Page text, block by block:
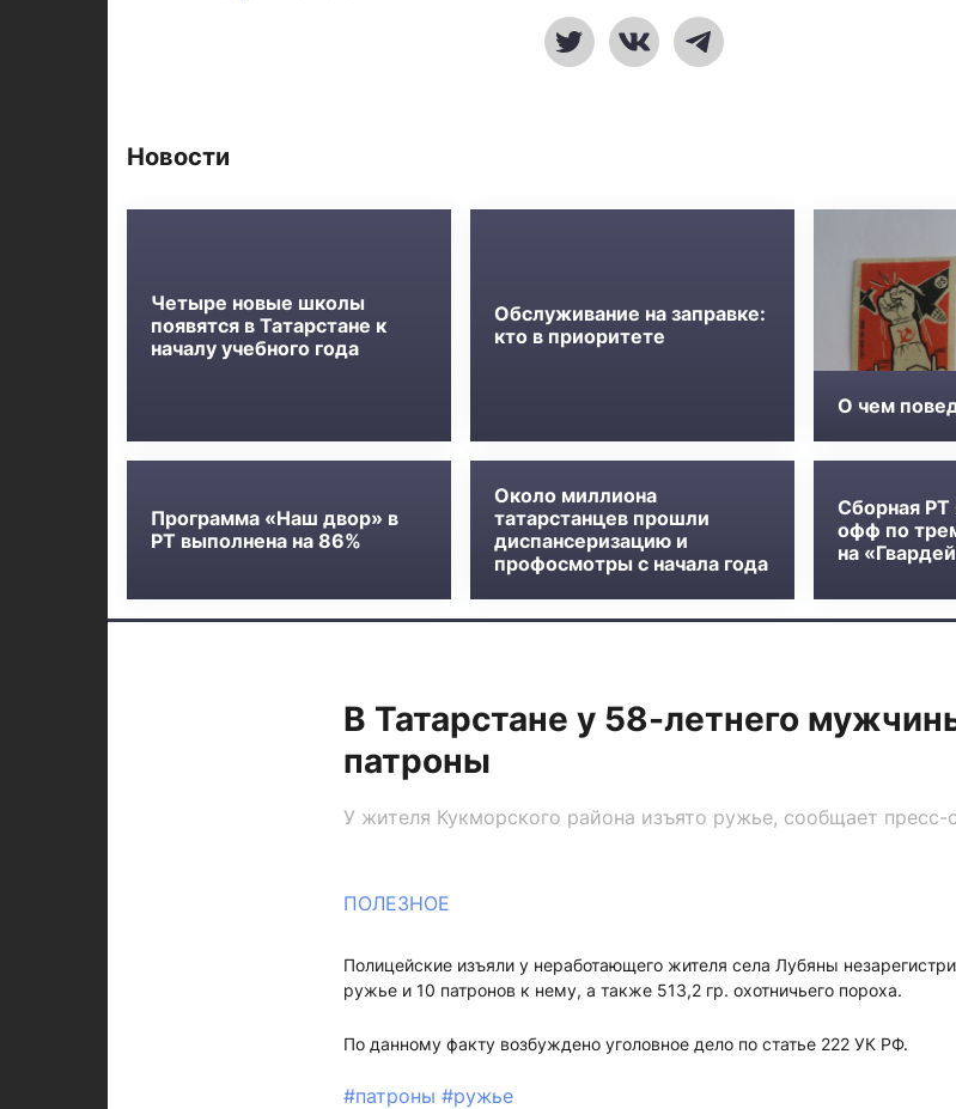
Новости
Четыре новые школы
появятся в Татарстане к
началу учебного года
Обслуживание на заправке:
кто в приоритете
О чем
Программа «Наш двор» в
РТ выполнена на 86%
Около миллиона
татарстанцев прошли
диспансеризацию и
профосмотры с начала года
Сборная
офф по
на
В Татарстане у 58-летнего
патроны
У жителя Кукморского района изъято ружье, сообщает
ПОЛЕЗНОЕ
Полицейские изъяли у неработающего жителя села Лубяны
ружье и 10 патронов к нему, а также 513,2 гр. охотничьего пороха.
По данному факту возбуждено уголовное дело по статье 222 УК РФ.
#патроны #ружье